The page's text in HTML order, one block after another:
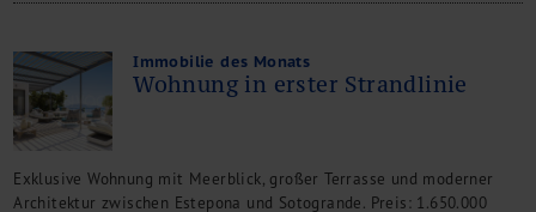
Immobilie des Monats
Wohnung in erster Strandlinie
Exklusive Wohnung mit Meerblick, großer Terrasse und moderner
Architektur zwischen Estepona und Sotogrande. Preis: 1.650.000